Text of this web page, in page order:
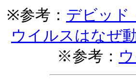
※参考： デビッド
ウイルスはなぜ
※参考：